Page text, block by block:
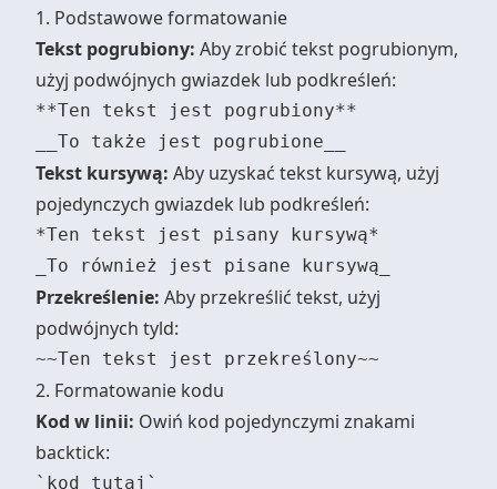
1. Podstawowe formatowanie
Tekst pogrubiony: Aby zrobić tekst pogrubionym,
użyj podwójnych gwiazdek lub podkreśleń:
**Ten tekst jest pogrubiony**
Tekst kursywą: Aby uzyskać tekst kursywą, użyj
pojedynczych gwiazdek lub podkreśleń:
*Ten tekst jest pisany kursywą*
Przekreślenie: Aby przekreślić tekst, użyj
podwójnych tyld:
2. Formatowanie kodu
Kod w linii: Owiń kod pojedynczymi znakami
backtick: